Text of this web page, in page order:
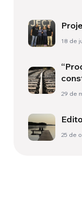
18 de
29 de
25 de